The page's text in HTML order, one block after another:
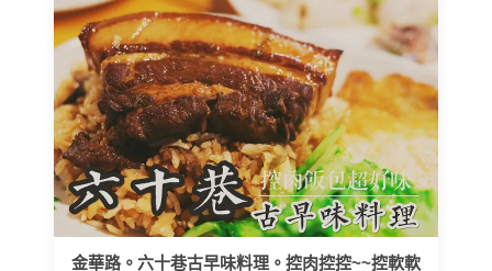
金華路。六十巷古早味料理。控肉控控~~控軟軟